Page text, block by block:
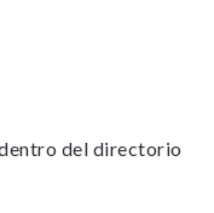
del directorio